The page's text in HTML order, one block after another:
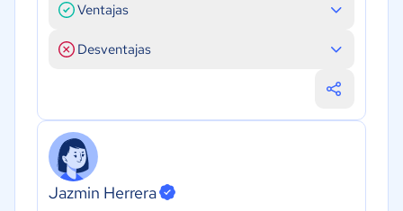
Ventajas
Desventajas
Jazmin Herrera